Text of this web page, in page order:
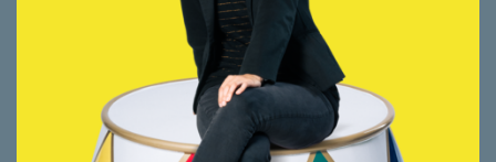
Seit 2023 bei smeyers, davor Betreuung
Portfeuille mit Stockwerkeigentums- und
Mietliegenschaften, Planung und
Realisierung von Umbauten und
Renovationen in verschiedenen